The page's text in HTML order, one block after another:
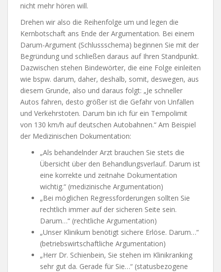
nicht mehr hören will.
Drehen wir also die Reihenfolge um und legen die
Kernbotschaft ans Ende der Argumentation. Bei einem
Darum-Argument (Schlussschema) beginnen Sie mit der
Begründung und schließen daraus auf Ihren Standpunkt.
Dazwischen stehen Bindewörter, die eine Folge einleiten
wie bspw. darum, daher, deshalb, somit, deswegen, aus
diesem Grunde, also und daraus folgt: „Je schneller
Autos fahren, desto größer ist die Gefahr von Unfällen
und Verkehrstoten. Darum bin ich für ein Tempolimit
von 130 km/h auf deutschen Autobahnen.“ Am Beispiel
der Medizinischen Dokumentation:
„Als behandelnder Arzt brauchen Sie stets die
Übersicht über den Behandlungsverlauf. Darum ist
eine korrekte und zeitnahe Dokumentation
wichtig.“ (medizinische Argumentation)
„Bei möglichen Regressforderungen sollten Sie
rechtlich immer auf der sicheren Seite sein.
Darum…“ (rechtliche Argumentation)
„Unser Klinikum benötigt sichere Erlöse. Darum…“
(betriebswirtschaftliche Argumentation)
„Herr Dr. Schienbein, Sie stehen im Klinikranking
sehr gut da. Gerade für Sie…“ (statusbezogene